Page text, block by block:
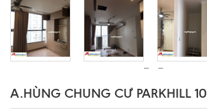
A.HÙNG CHUNG CƯ PARKHILL 10